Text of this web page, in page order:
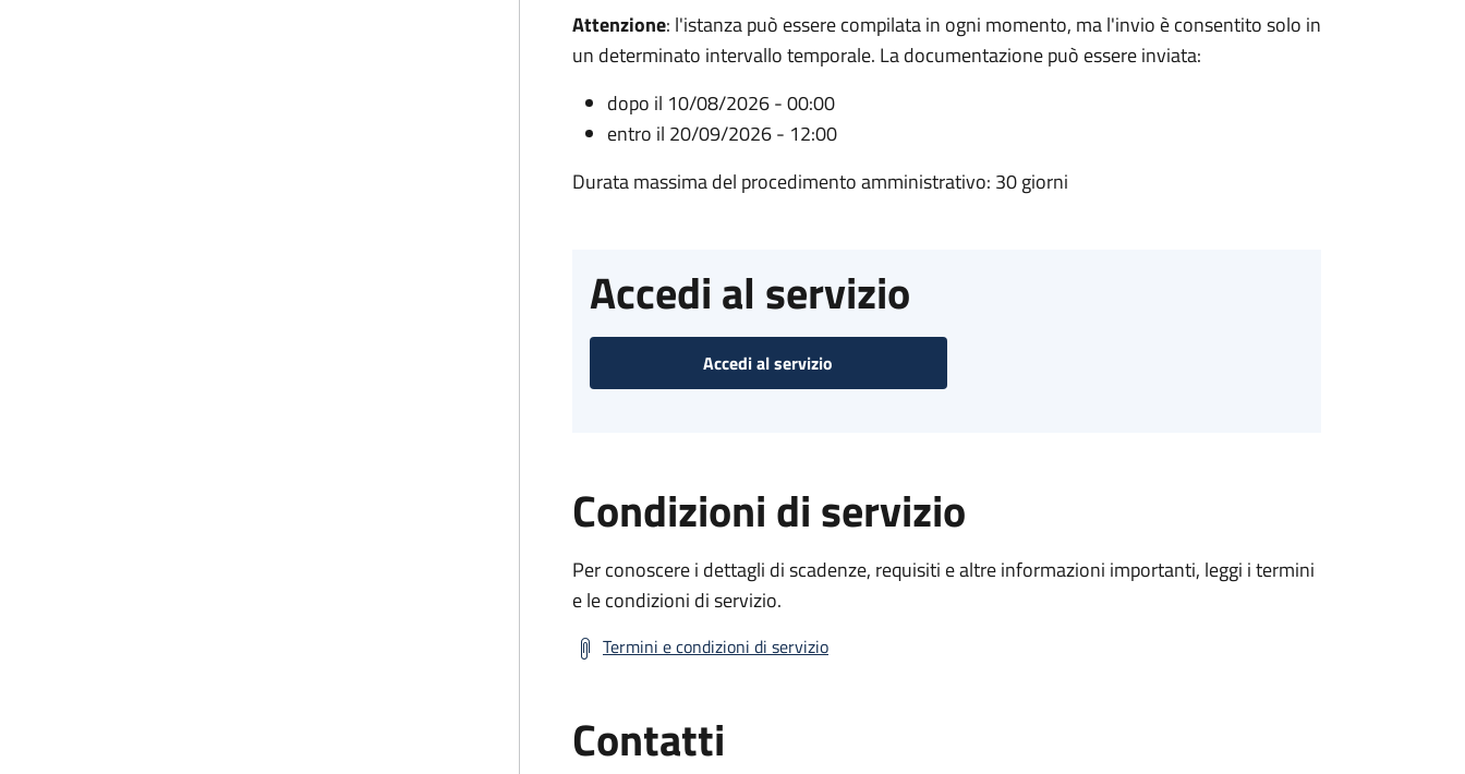
Attenzione: l'istanza può essere compilata in ogni momento, ma l'invio è consentito solo in
un determinato intervallo temporale. La documentazione può essere inviata:
dopo il 10/08/2026 - 00:00
entro il 20/09/2026 - 12:00
Durata massima del procedimento amministrativo: 30 giorni
Accedi al servizio
Accedi al servizio
Condizioni di servizio
Per conoscere i dettagli di scadenze, requisiti e altre informazioni importanti, leggi i termini
e le condizioni di servizio.
Termini e condizioni di servizio
Contatti